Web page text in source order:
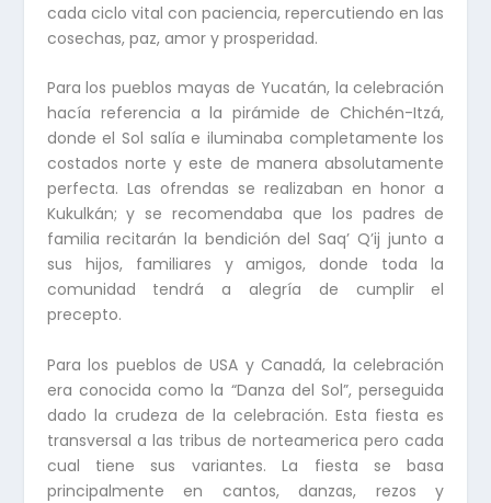
cada ciclo vital con paciencia, repercutiendo en las
cosechas, paz, amor y prosperidad.
Para los pueblos mayas de Yucatán, la celebración
hacía referencia a la pirámide de Chichén-Itzá,
donde el Sol salía e iluminaba completamente los
costados norte y este de manera absolutamente
perfecta. Las ofrendas se realizaban en honor a
Kukulkán; y se recomendaba que los padres de
familia recitarán la bendición del Saq’ Q’ij junto a
sus hijos, familiares y amigos, donde toda la
comunidad tendrá a alegría de cumplir el
precepto.
Para los pueblos de USA y Canadá, la celebración
era conocida como la “Danza del Sol”, perseguida
dado la crudeza de la celebración. Esta fiesta es
transversal a las tribus de norteamerica pero cada
cual tiene sus variantes. La fiesta se basa
principalmente en cantos, danzas, rezos y